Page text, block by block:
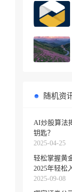
随机资
AI炒股算法
钥匙？
2025-04-25
轻松掌握黄
2025年轻松
2025-09-08